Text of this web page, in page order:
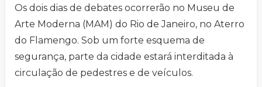
Os dois dias de debates ocorrerão no Museu de
Arte Moderna (MAM) do Rio de Janeiro, no Aterro
do Flamengo. Sob um forte esquema de
segurança, parte da cidade estará interditada à
circulação de pedestres e de veículos.